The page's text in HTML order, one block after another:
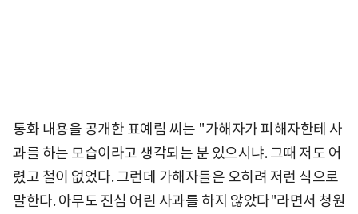
통화 내용을 공개한 표예림 씨는 "가해자가 피해자한테 사
과를 하는 모습이라고 생각되는 분 있으시냐. 그때 저도 어
렸고 철이 없었다. 그런데 가해자들은 오히려 저런 식으로
말한다. 아무도 진심 어린 사과를 하지 않았다"라면서 청원